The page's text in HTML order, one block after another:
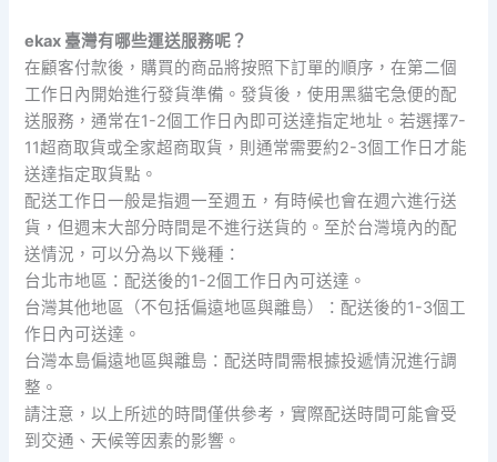
ekax 臺灣有哪些運送服務呢？
在顧客付款後，購買的商品將按照下訂單的順序，在第二個
工作日內開始進行發貨準備。發貨後，使用黑貓宅急便的配
送服務，通常在1-2個工作日內即可送達指定地址。若選擇7-
11超商取貨或全家超商取貨，則通常需要約2-3個工作日才能
送達指定取貨點。
配送工作日一般是指週一至週五，有時候也會在週六進行送
貨，但週末大部分時間是不進行送貨的。至於台灣境內的配
送情況，可以分為以下幾種：
台北市地區：配送後的1-2個工作日內可送達。
台灣其他地區（不包括偏遠地區與離島）：配送後的1-3個工
作日內可送達。
台灣本島偏遠地區與離島：配送時間需根據投遞情況進行調
整。
請注意，以上所述的時間僅供參考，實際配送時間可能會受
到交通、天候等因素的影響。